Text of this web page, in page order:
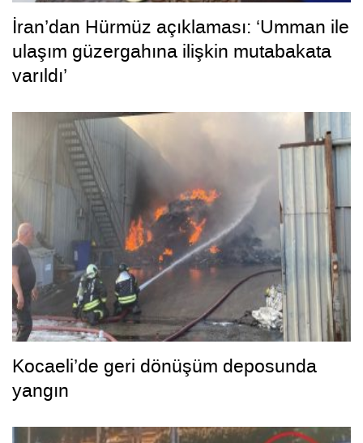
İran’dan Hürmüz açıklaması: ‘Umman ile
ulaşım güzergahına ilişkin mutabakata
varıldı’
Kocaeli’de geri dönüşüm deposunda
yangın